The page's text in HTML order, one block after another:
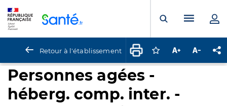
Ouvrir laMenu
Retour à l'établissement Connectez-vous
Augmenter la
Personnes agées -
héberg. comp. inter. -